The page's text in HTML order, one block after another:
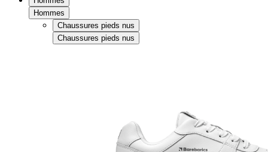
Hommes
Chaussures pieds nus
Chaussures pieds nus